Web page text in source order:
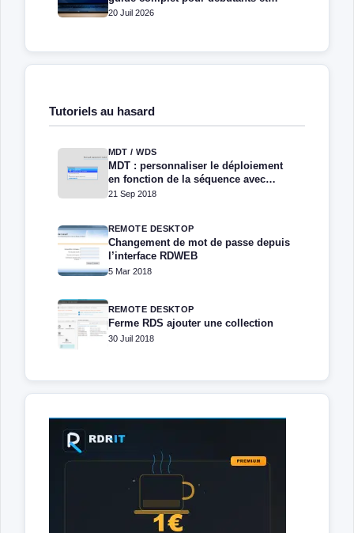
administrateurs
20 Juil 2026
Tutoriels au hasard
MDT / WDS
MDT : personnaliser le déploiement
en fonction de la séquence avec
TaskSequenceID
21 Sep 2018
REMOTE DESKTOP
Changement de mot de passe depuis
l’interface RDWEB
5 Mar 2018
REMOTE DESKTOP
Ferme RDS ajouter une collection
30 Juil 2018